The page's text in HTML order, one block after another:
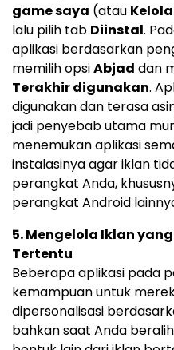
game saya (atau
lalu pilih tab Diinstal.
aplikasi berdasarkan
memilih opsiAbjad dan
Terakhir digunakan.
digunakan dan terasa
jadi penyebab utama
menemukan aplikasi
instalasinya agar iklan
perangkat Anda,
perangkat Android
5. Mengelola Iklan
Tertentu
Beberapa aplikasi pada
kemampuan untuk
dipersonalisasi
bahkan saat Anda